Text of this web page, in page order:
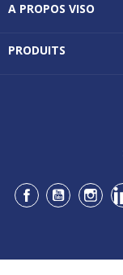
A PROPOS VISO
PRODUITS
Facebook
YouTube